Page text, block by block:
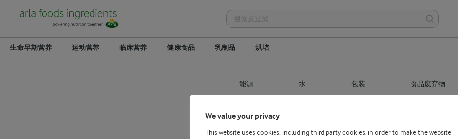
生命早期营养 运动营养 临床营养 健康食品 乳制品 烘培
能源 水 包装 食品废弃物
We value your privacy
This website uses cookies, including third party cookies, in order to make the website